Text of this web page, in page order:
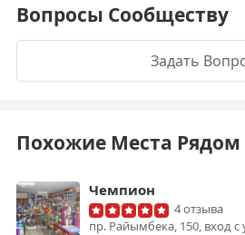
Вопросы Сообществу
Задать
Похожие Места Рядом
Чемпион
4 отзыва
пр. Райымбека, 150, вход с